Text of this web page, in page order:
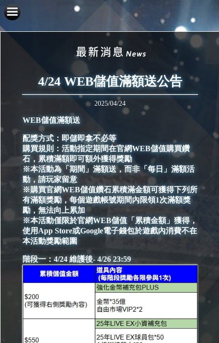
4/24 WEB儲值滿額送公告
2025/04/24
WEB儲值滿額送
配獎方式：即儲即拿不必等
購買規則：活動指定期間在官網WEB儲值購買鑽
石，累積滿額即可額外獲得獎勵
※本活動為「期間」滿額送，而非「每日」滿額活
動，請玩家留意
※購買官網WEB儲值鑽石累積滿金額可獲得下列所
有滿額獎勵，每個遊戲帳號期間內限領1次滿額獎
勵，無法向上累加
※本活動僅限於官網WEB儲值「累積金額」獲得，
使用App Store或Google電子錢包於遊戲內消費不在
本活動獎勵範圍
階段一：4/24 維護後- 4/26 23:59